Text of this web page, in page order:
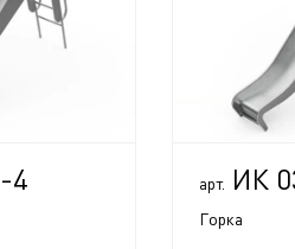
4 арт. ИК
Горка